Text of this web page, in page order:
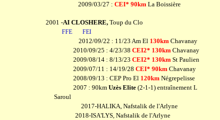
2009/03/27 : CEI* 90km La Boissière
2001 -AI CLOSHERE, Toup du Clo
FFE FEI
2012/09/22 : 11/23 Am El 130kmChavanay
2010/09/25 : 4/23/38 CEI2* 130kmChavanay
2009/08/14 : 8/13/23 CEI2* 130kmSt Paulien
2009/07/11 : 14/19/28 CEI* 90kmChavanay
2008/09/13 : CEP Pro El 120kmNégrepelisse
2007 : 90km Uzès Elite(2-1-1) entraînement L
Saroul
2017-HALIKA, Nafstalik de l'Arlyne
2018-ISA'LYS, Nafstalik de l'Arlyne